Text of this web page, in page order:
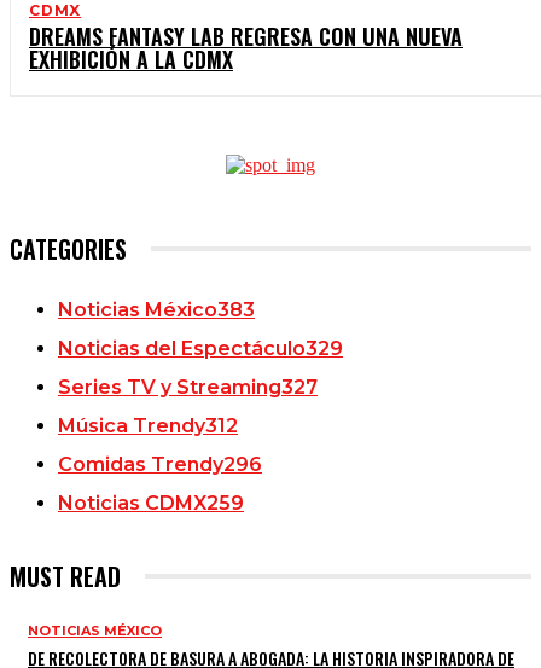
CDMX
DREAMS FANTASY LAB REGRESA CON UNA NUEVA
EXHIBICIÓN A LA CDMX
CATEGORIES
Noticias México383
Noticias del Espectáculo329
Series TV y Streaming327
Música Trendy312
Comidas Trendy296
Noticias CDMX259
MUST READ
NOTICIAS MÉXICO
DE RECOLECTORA DE BASURA A ABOGADA: LA HISTORIA INSPIRADORA DE